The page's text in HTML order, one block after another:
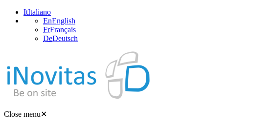
ItItaliano
EnEnglish
FrFrançais
DeDeutsch
Close menu✕